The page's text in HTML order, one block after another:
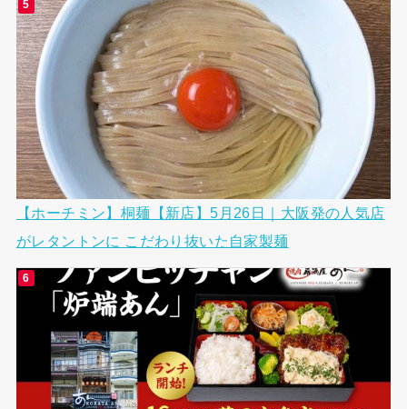
【ホーチミン】桐麺【新店】5月26日｜大阪発の人気店
がレタントンに こだわり抜いた自家製麺